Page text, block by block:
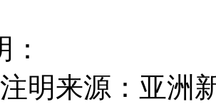
明来源：亚洲